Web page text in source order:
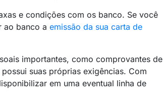
e condições com os banco. Se você
ao banco a emissão da sua carta de
importantes, como comprovantes de
suas próprias exigências. Com
em uma eventual linha de